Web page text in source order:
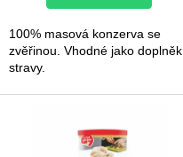
100% masová konzerva se
zvěřinou. Vhodné jako doplněk
stravy.